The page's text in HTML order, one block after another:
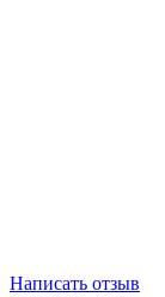
Написать отзыв